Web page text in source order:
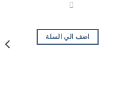
اضف الي السلة